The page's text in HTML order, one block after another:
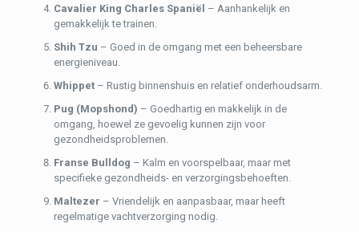
Cavalier King Charles Spaniël – Aanhankelijk en
gemakkelijk te trainen.
Shih Tzu – Goed in de omgang met een beheersbare
energieniveau.
Whippet– Rustig binnenshuis en relatief onderhoudsarm.
Pug (Mopshond) – Goedhartig en makkelijk in de
omgang, hoewel ze gevoelig kunnen zijn voor
gezondheidsproblemen.
Franse Bulldog – Kalm en voorspelbaar, maar met
specifieke gezondheids- en verzorgingsbehoeften.
Maltezer – Vriendelijk en aanpasbaar, maar heeft
regelmatige vachtverzorging nodig.